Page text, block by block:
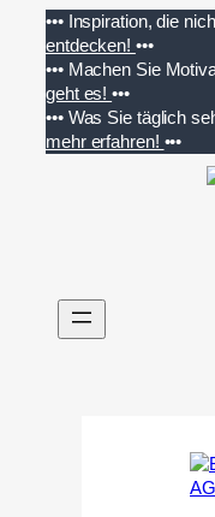
Inhalt
springen
••• Inspiration, die
entdecken! •••
••• Machen Sie
geht es!•••
••• Was Sie täglich
mehr erfahren! •••